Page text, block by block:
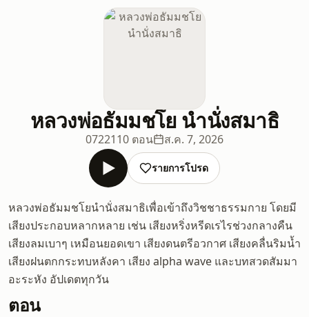
หลวงพ่อธัมมชโย นำนั่งสมาธิ
0722110 ตอน ส.ค. 7, 2026
รายการโปรด
หลวงพ่อธัมมชโยนำนั่งสมาธิเพื่อเข้าถึงวิชชาธรรมกาย โดยมี
เสียงประกอบหลากหลาย เช่น เสียงหริ่งหรีดเรไรช่วงกลางคืน
เสียงลมเบาๆ เหมือนยอดเขา เสียงดนตรีอวกาศ เสียงคลื่นริมน้ำ
เสียงฝนตกกระทบหลังคา เสียง alpha wave และบทสวดสัมมา
อะระหัง อัปเดตทุกวัน
ตอน